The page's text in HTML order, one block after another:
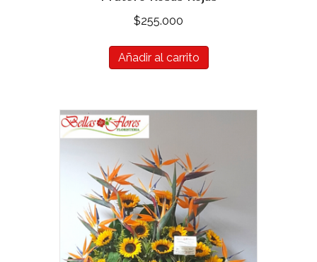
$255.000
Añadir al carrito